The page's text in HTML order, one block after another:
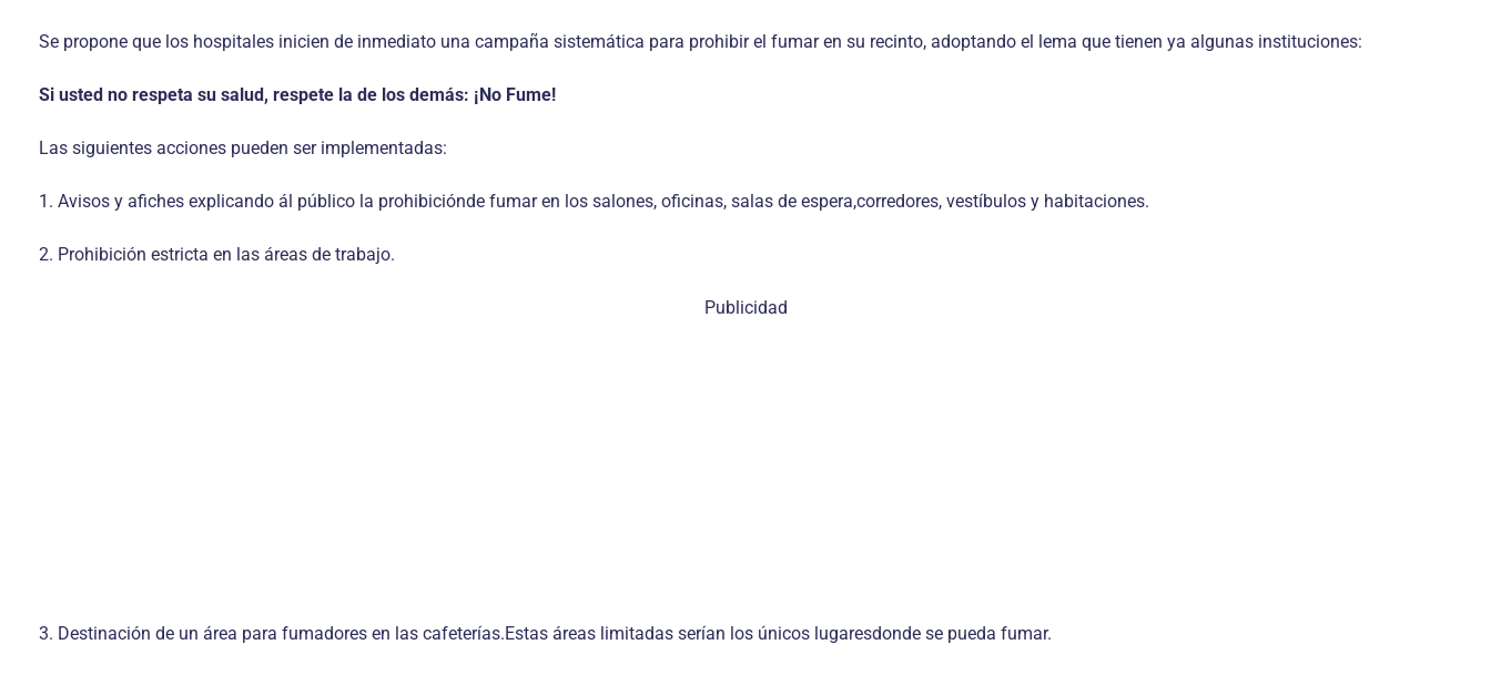
Se propone que los hospitales inicien de inmediato una campaña sistemática para prohibir el fumar en su recinto, adoptando el lema que tienen ya algunas instituciones:
Si usted no respeta su salud, respete la de los demás: ¡No Fume!
Las siguientes acciones pueden ser implementadas:
1. Avisos y afiches explicando ál público la prohibiciónde fumar en los salones, oficinas, salas de espera,corredores, vestíbulos y habitaciones.
2. Prohibición estricta en las áreas de trabajo.
Publicidad
3. Destinación de un área para fumadores en las cafeterías.Estas áreas limitadas serían los únicos lugaresdonde se pueda fumar.